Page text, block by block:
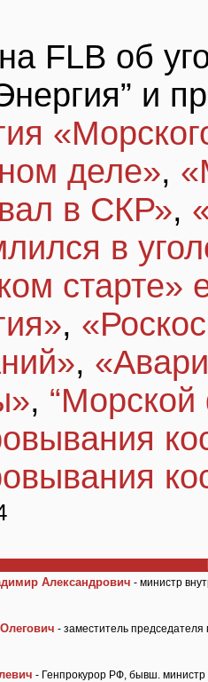
FLB об
и
деле»,
в СКР»,
в
старте»
,
,
, “Морской
Александрович - министр
- заместитель председателя
- Генпрокурор РФ, бывш.